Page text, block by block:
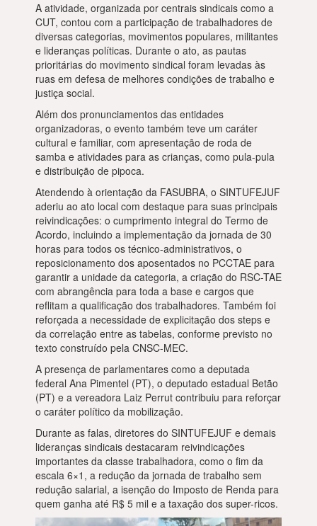
A atividade, organizada por centrais sindicais como a
CUT, contou com a participação de trabalhadores de
diversas categorias, movimentos populares, militantes
e lideranças políticas. Durante o ato, as pautas
prioritárias do movimento sindical foram levadas às
ruas em defesa de melhores condições de trabalho e
justiça social.
Além dos pronunciamentos das entidades
organizadoras, o evento também teve um caráter
cultural e familiar, com apresentação de roda de
samba e atividades para as crianças, como pula-pula
e distribuição de pipoca.
Atendendo à orientação da FASUBRA, o SINTUFEJUF
aderiu ao ato local com destaque para suas principais
reivindicações: o cumprimento integral do Termo de
Acordo, incluindo a implementação da jornada de 30
horas para todos os técnico-administrativos, o
reposicionamento dos aposentados no PCCTAE para
garantir a unidade da categoria, a criação do RSC-TAE
com abrangência para toda a base e cargos que
reflitam a qualificação dos trabalhadores. Também foi
reforçada a necessidade de explicitação dos steps e
da correlação entre as tabelas, conforme previsto no
texto construído pela CNSC-MEC.
A presença de parlamentares como a deputada
federal Ana Pimentel (PT), o deputado estadual Betão
(PT) e a vereadora Laiz Perrut contribuiu para reforçar
o caráter político da mobilização.
Durante as falas, diretores do SINTUFEJUF e demais
lideranças sindicais destacaram reivindicações
importantes da classe trabalhadora, como o fim da
escala 6×1, a redução da jornada de trabalho sem
redução salarial, a isenção do Imposto de Renda para
quem ganha até R$ 5 mil e a taxação dos super-ricos.